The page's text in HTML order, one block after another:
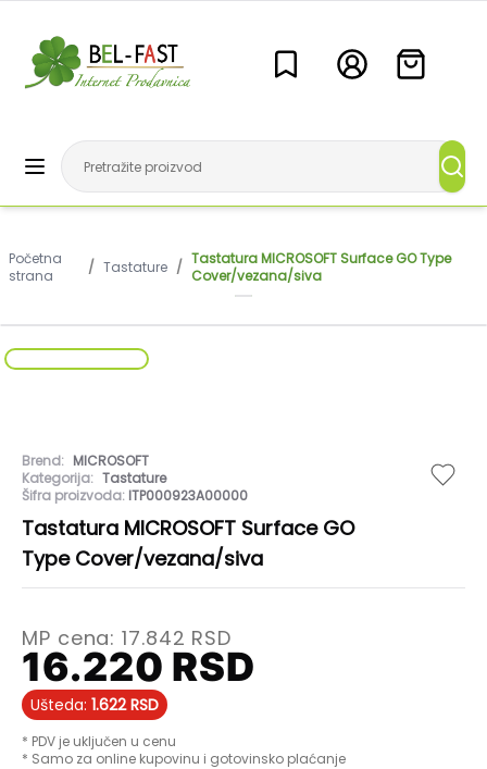
Početna
strana
/ Tastature / Tastatura MICROSOFT Surface GO Type
Cover/vezana/siva
Brend: MICROSOFT
Kategorija: Tastature
Šifra proizvoda: ITP000923A00000
Tastatura MICROSOFT Surface GO
Type Cover/vezana/siva
MP cena:17.842 RSD
16.220 RSD
Ušteda: 1.622 RSD
* PDV je uključen u cenu
* Samo za online kupovinu i gotovinsko plaćanje